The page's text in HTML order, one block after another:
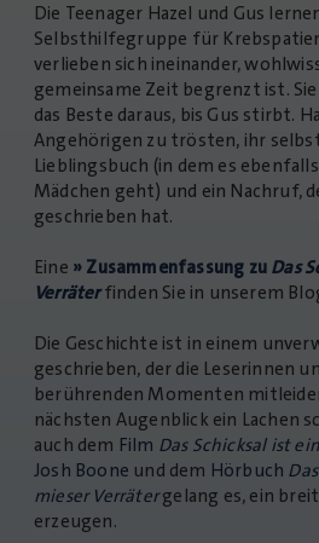
Die Teenager Hazel und Gus
Selbsthilfegruppe für
verlieben sich ineinander,
gemeinsame Zeit begrenzt ist.
das Beste daraus, bis Gus stirbt.
Angehörigen zu trösten, ihr
Lieblingsbuch (in dem es
Mädchen geht) und ein Nachruf,
geschrieben hat.
Eine » Zusammenfassung zu Das
Verräterfinden Sie in unserem
Die Geschichte ist in einem
geschrieben, der die Leserinnen
berührenden Momenten
nächsten Augenblick ein Lachen
auch dem Film Das Schicksal ist
Josh Boone und dem Hörbuch
mieser Verrätergelang es, ein
erzeugen.